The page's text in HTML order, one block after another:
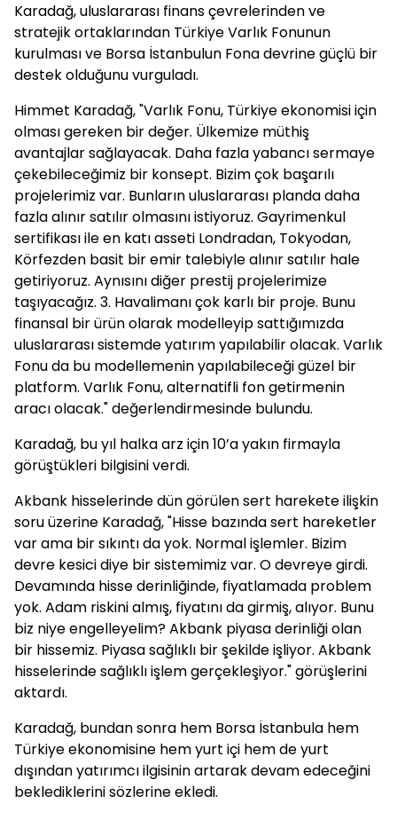
Karadağ, uluslararası finans çevrelerinden ve
stratejik ortaklarından Türkiye Varlık Fonunun
kurulması ve Borsa İstanbulun Fona devrine güçlü bir
destek olduğunu vurguladı.
Himmet Karadağ, "Varlık Fonu, Türkiye ekonomisi için
olması gereken bir değer. Ülkemize müthiş
avantajlar sağlayacak. Daha fazla yabancı sermaye
çekebileceğimiz bir konsept. Bizim çok başarılı
projelerimiz var. Bunların uluslararası planda daha
fazla alınır satılır olmasını istiyoruz. Gayrimenkul
sertifikası ile en katı asseti Londradan, Tokyodan,
Körfezden basit bir emir talebiyle alınır satılır hale
getiriyoruz. Aynısını diğer prestij projelerimize
taşıyacağız. 3. Havalimanı çok karlı bir proje. Bunu
finansal bir ürün olarak modelleyip sattığımızda
uluslararası sistemde yatırım yapılabilir olacak. Varlık
Fonu da bu modellemenin yapılabileceği güzel bir
platform. Varlık Fonu, alternatifli fon getirmenin
aracı olacak." değerlendirmesinde bulundu.
Karadağ, bu yıl halka arz için 10’a yakın firmayla
görüştükleri bilgisini verdi.
Akbank hisselerinde dün görülen sert harekete ilişkin
soru üzerine Karadağ, "Hisse bazında sert hareketler
var ama bir sıkıntı da yok. Normal işlemler. Bizim
devre kesici diye bir sistemimiz var. O devreye girdi.
Devamında hisse derinliğinde, fiyatlamada problem
yok. Adam riskini almış, fiyatını da girmiş, alıyor. Bunu
biz niye engelleyelim? Akbank piyasa derinliği olan
bir hissemiz. Piyasa sağlıklı bir şekilde işliyor. Akbank
hisselerinde sağlıklı işlem gerçekleşiyor." görüşlerini
aktardı.
Karadağ, bundan sonra hem Borsa İstanbula hem
Türkiye ekonomisine hem yurt içi hem de yurt
dışından yatırımcı ilgisinin artarak devam edeceğini
beklediklerini sözlerine ekledi.